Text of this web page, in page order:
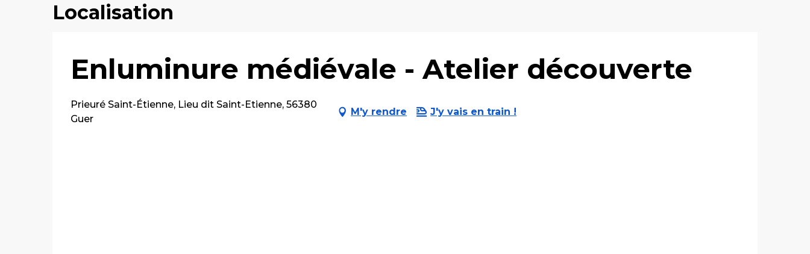
Localisation
Enluminure médiévale - Atelier découverte
Prieuré Saint-Étienne, Lieu dit Saint-Etienne, 56380
Guer
M'y rendre J'y vais en train !